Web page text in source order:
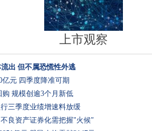
上市观察
出 但不属恐慌性外逃
亿元 四季度降准可期
规模创逾3个月新低
三季度业绩增速料放缓
良资产证券化需把握"火候"